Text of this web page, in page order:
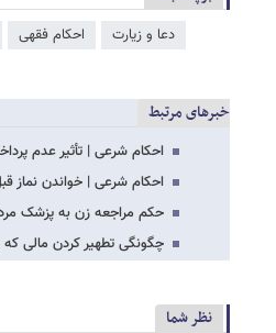
دعا و زیارت احکام فقهی
خبرهای مرتبط
احکام شرعی | تأثیر عدم
احکام شرعی | خواندن نماز
حکم مراجعه زن به پزشک
چگونگی تطهیر کردن مالی
نظر شما